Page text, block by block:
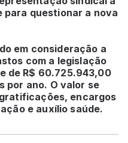
questionar a nova
em consideração a
com a legislação
de R$ 60.725.943,00
por ano. O valor se
encargos
e auxílio saúde.